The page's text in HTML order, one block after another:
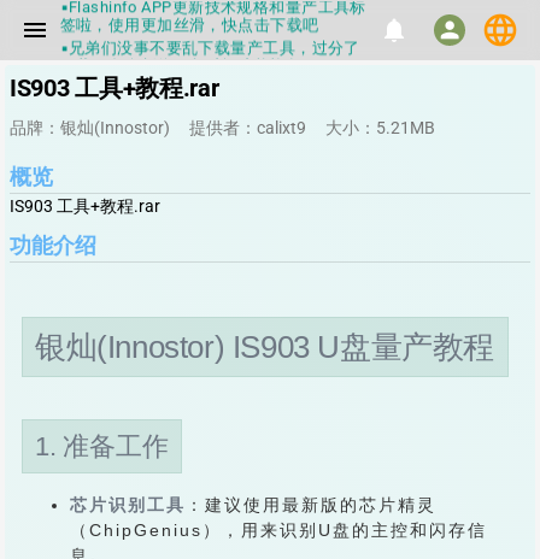
menu
签啦，使用更加丝滑，快点击下载吧
▪兄弟们没事不要乱下载量产工具，过分了
下载服务会暂停一段时间才能恢复
▪Flashinfo提供的所有数据仅供参考，DIY
本来就有不确定性，任何第三方工具提供的
一定可信的，因为数据都可以改，一定要有
迎积极反馈，Flashinfo尽量维护最正确的
指导性数据
签啦，使用更加丝滑，快点击下载吧
notifications person language
IS903 工具+教程.rar
品牌：银灿(Innostor) 提供者：calixt9 大小：5.21MB
概览
IS903 工具+教程.rar
功能介绍
银灿(Innostor) IS903 U盘量产教程
1. 准备工作
芯片识别工具 ：建议使用最新版的芯片精灵
（ChipGenius），用来识别U盘的主控和闪存信